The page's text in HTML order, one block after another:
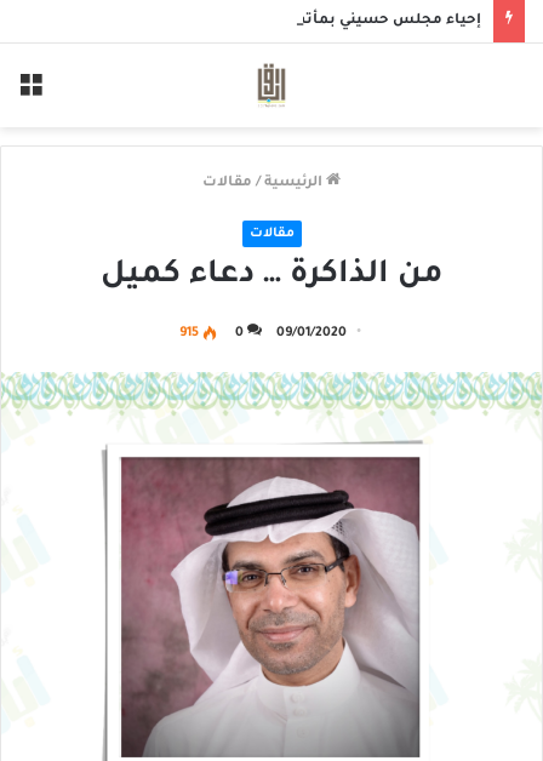
إحياء مجلس حسيني بمأتم الحاج أحمد منصور الخميس
الرئيسية / مقالات
مقالات
من الذاكرة … دعاء كميل
09/01/2020
0
915